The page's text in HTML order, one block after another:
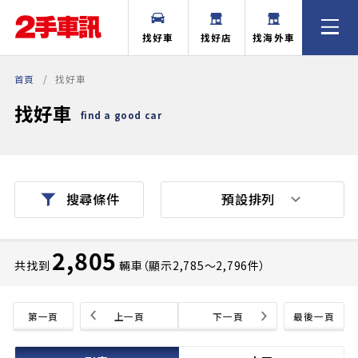
找好車 找好店 找海外車
首頁 找好車
找好車 find a good car
搜尋條件
共找到 2,805 輛車（顯示2,785〜2,796件）
第一頁 最後一頁
上一頁 下一頁
預設排列